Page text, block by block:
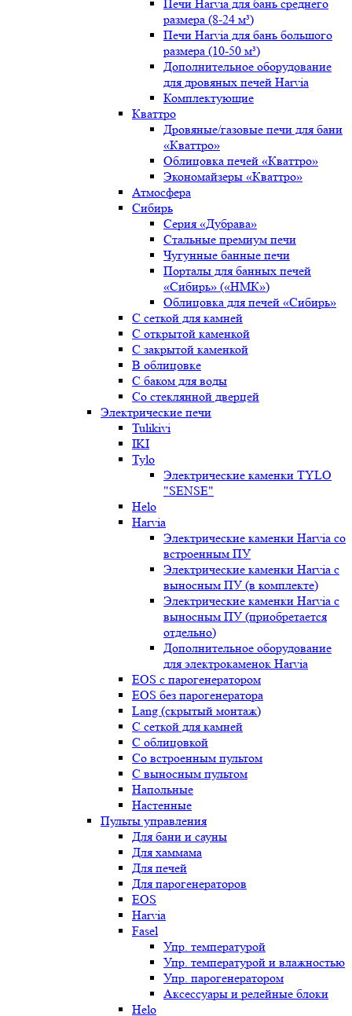
Печи Harvia для бань среднего
размера (8-24 м³)
Печи Harvia для бань большого
размера (10-50 м³)
Дополнительное оборудование
для дровяных печей Harvia
Комплектующие
Кваттро
Дровяные/газовые печи для бани
«Кваттро»
Облицовка печей «Кваттро»
Экономайзеры «Кваттро»
Атмосфера
Сибирь
Серия «Дубрава»
Стальные премиум печи
Чугунные банные печи
Порталы для банных печей
«Сибирь» («НМК»)
Облицовка для печей «Сибирь»
С сеткой для камней
С открытой каменкой
С закрытой каменкой
В облицовке
С баком для воды
Со стеклянной дверцей
Электрические печи
Tulikivi
IKI
Tylo
Электрические каменки TYLO
"SENSE"
Helo
Harvia
Электрические каменки Harvia со
встроенным ПУ
Электрические каменки Harvia с
выносным ПУ (в комплекте)
Электрические каменки Harvia с
выносным ПУ (приобретается
отдельно)
Дополнительное оборудование
для электрокаменок Harvia
EOS с парогенератором
EOS без парогенератора
Lang (скрытый монтаж)
С сеткой для камней
С облицовкой
Со встроенным пультом
С выносным пультом
Напольные
Настенные
Пульты управления
Для бани и сауны
Для хаммама
Для печей
Для парогенераторов
EOS
Harvia
Fasel
Упр. температурой
Упр. температурой и влажностью
Упр. парогенератором
Аксессуары и релейные блоки
Helo